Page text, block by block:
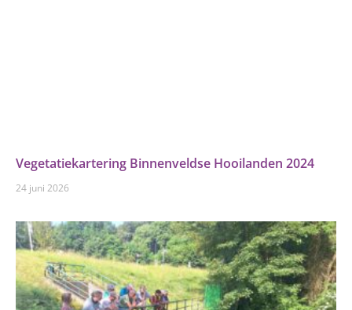
Vegetatiekartering Binnenveldse Hooilanden 2024
24 juni 2026